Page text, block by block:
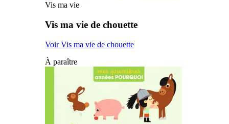
Vis ma vie
Vis ma vie de chouette
Voir Vis ma vie de chouette
À paraître